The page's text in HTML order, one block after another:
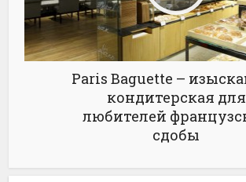
Paris Baguette –
кондитерская для
любителей
сдобы